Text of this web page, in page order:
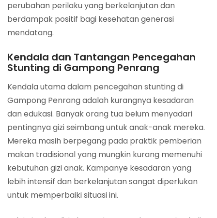
perubahan perilaku yang berkelanjutan dan
berdampak positif bagi kesehatan generasi
mendatang.
Kendala dan Tantangan Pencegahan
Stunting di Gampong Penrang
Kendala utama dalam pencegahan stunting di
Gampong Penrang adalah kurangnya kesadaran
dan edukasi. Banyak orang tua belum menyadari
pentingnya gizi seimbang untuk anak-anak mereka.
Mereka masih berpegang pada praktik pemberian
makan tradisional yang mungkin kurang memenuhi
kebutuhan gizi anak. Kampanye kesadaran yang
lebih intensif dan berkelanjutan sangat diperlukan
untuk memperbaiki situasi ini.